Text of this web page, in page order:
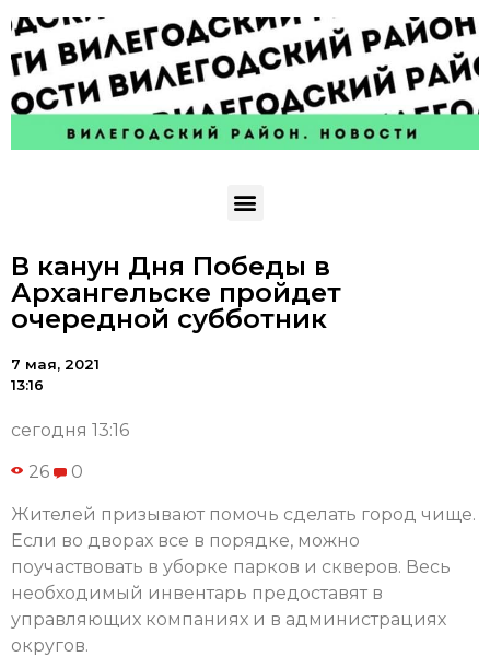
В канун Дня Победы в
Архангельске пройдет
очередной субботник
7 мая, 2021
13:16
сегодня 13:16
26 0
Жителей призывают помочь сделать город чище.
Если во дворах все в порядке, можно
поучаствовать в уборке парков и скверов. Весь
необходимый инвентарь предоставят в
управляющих компаниях и в администрациях
округов.